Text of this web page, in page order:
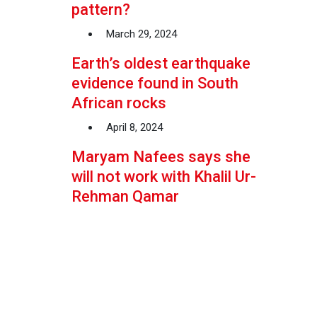
pattern?
March 29, 2024
Earth’s oldest earthquake
evidence found in South
African rocks
April 8, 2024
Maryam Nafees says she
will not work with Khalil Ur-
Rehman Qamar